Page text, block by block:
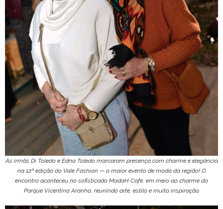
As irmãs Di Toledo e Edna Toledo marcaram presença com charme e elegância
na 12ª edição do Vale Fashion — o maior evento de moda da região! O
encontro aconteceu no sofisticado MadaH Café, em meio ao charme do
Parque Vicentina Aranha, reunindo arte, estilo e muita inspiração.